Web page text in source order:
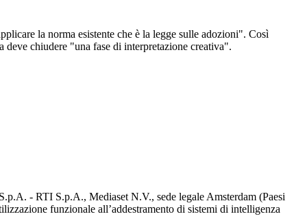
la norma esistente che è la legge sulle adozioni". Così
chiudere "una fase di interpretazione creativa".
- RTI S.p.A., Mediaset N.V., sede legale Amsterdam (Paesi
funzionale all’addestramento di sistemi di intelligenza